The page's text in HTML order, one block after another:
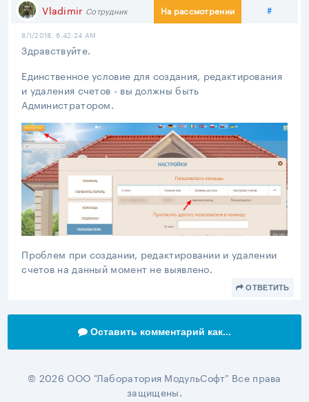
Vladimir Сотрудник На рассмотрении #
8/1/2018, 6:42:24 AM
Здравствуйте.
Единственное условие для создания, редактирования
и удаления счетов - вы должны быть
Администратором.
Проблем при создании, редактировании и удалении
счетов на данный момент не выявлено.
ОТВЕТИТЬ
Оставить комментарий как...
© 2026 ООО "Лаборатория МодульСофт" Все права
защищены.